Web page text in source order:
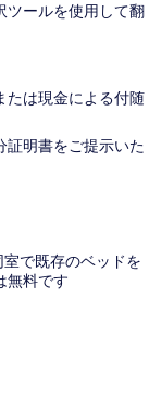
ツールを使用して翻
たは現金による付随
証明書をご提示いた
で既存のベッドを
無料です